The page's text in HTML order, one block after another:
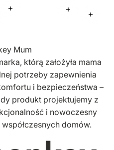
Więcej
Więcej informacji
Mum
którą założyła mama
potrzeby zapewnienia
i bezpieczeństwa –
produkt projektujemy z
i nowoczesny
domów.